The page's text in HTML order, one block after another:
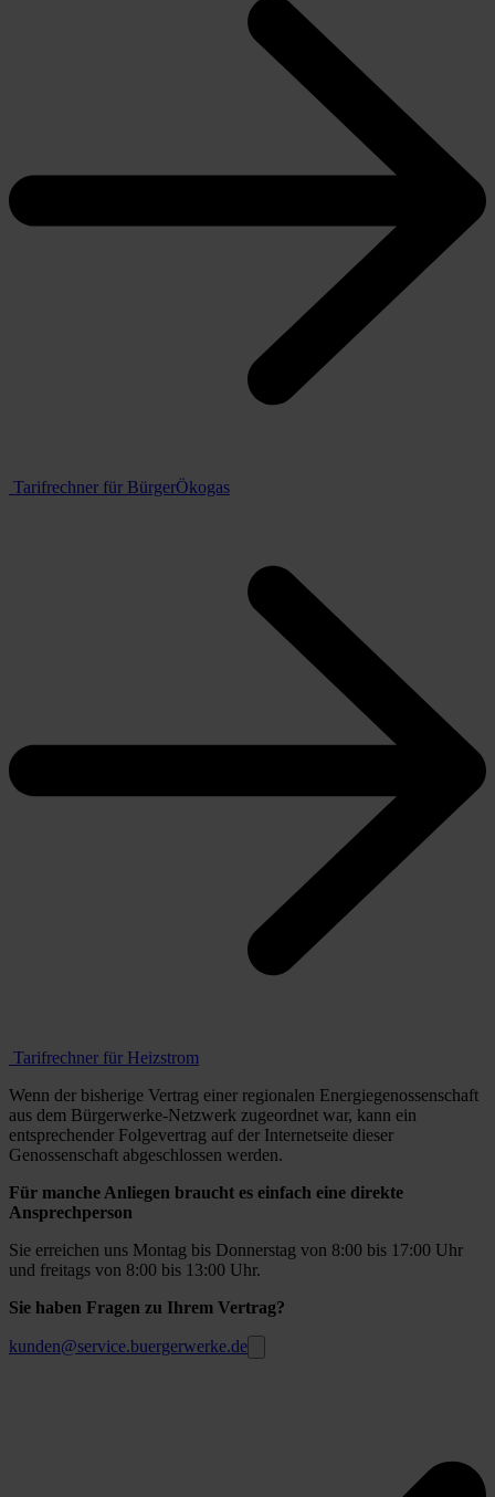
Tarifrechner für BürgerÖkogas
Tarifrechner für Heizstrom
Wenn der bisherige Vertrag einer regionalen Energiegenossenschaft
aus dem Bürgerwerke-Netzwerk zugeordnet war, kann ein
entsprechender Folgevertrag auf der Internetseite dieser
Genossenschaft abgeschlossen werden.
Für manche Anliegen braucht es einfach eine direkte
Ansprechperson
Sie erreichen uns Montag bis Donnerstag von 8:00 bis 17:00 Uhr
und freitags von 8:00 bis 13:00 Uhr.
Sie haben Fragen zu Ihrem Vertrag?
kunden@service.buergerwerke.de